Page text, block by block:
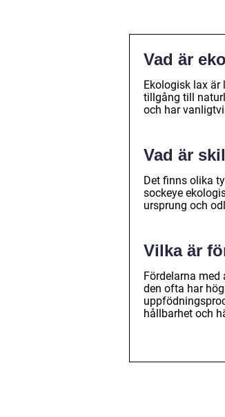
Vad är
Ekologisk lax
tillgång till
och har
Vad är
Det finns olika
sockeye
ursprung och
Vilka är
Fördelarna
den ofta har
hållbarhet och